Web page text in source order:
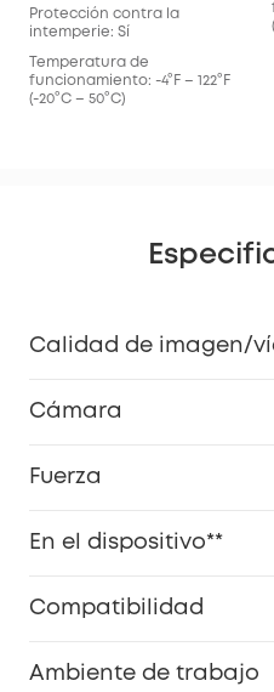
Protección contra la
intemperie: Sí
Temperatura de
funcionamiento: -4°F – 122°F
(-20°C – 50°C)
Calidad de imagen/
Cámara
Fuerza
En el dispositivo**
Compatibilidad
Ambiente de trabajo